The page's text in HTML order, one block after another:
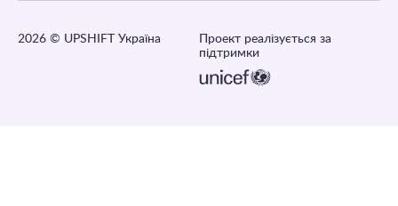
2026 © UPSHIFT Україна
Проект реалізується за
підтримки